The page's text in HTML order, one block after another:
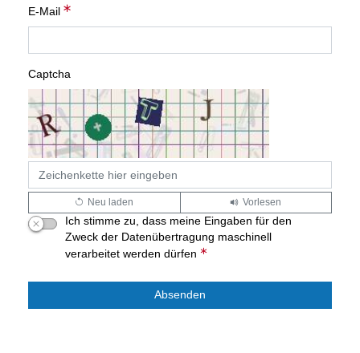
E-Mail
Captcha
Neu laden Vorlesen
Ich stimme zu, dass meine Eingaben für den
Zweck der Datenübertragung maschinell
verarbeitet werden dürfen
Absenden